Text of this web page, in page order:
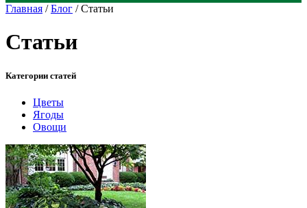
Главная /Блог /Статьи
Статьи
Категории статей
Цветы
Ягоды
Овощи